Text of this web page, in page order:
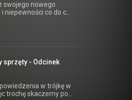
swojego nowego
co do cen
coś od siebie, bo
Patronite:
sprzęty - Odcinek
w trójkę w
trochę skaczemy po